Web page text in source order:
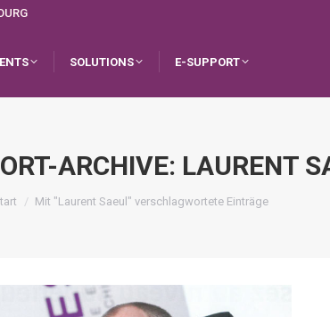
SOLUTIONS E-SUPPORT
ARCHIVE: LAURENT
befinden sich hier:
Mit "Laurent Saeul" verschlagwortete Einträge